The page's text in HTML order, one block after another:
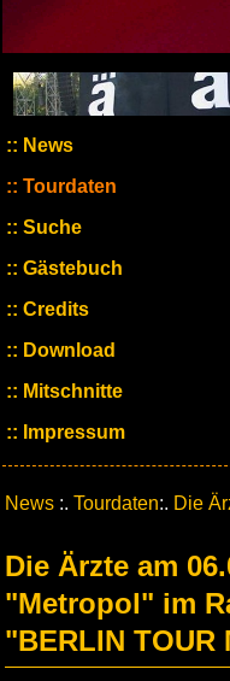
News
Tourdaten
Suche
Gästebuch
Credits
Download
Mitschnitte
Impressum
News :. Tourdaten:. Die
Die Ärzte am
"Metropol" im
"BERLIN TOUR